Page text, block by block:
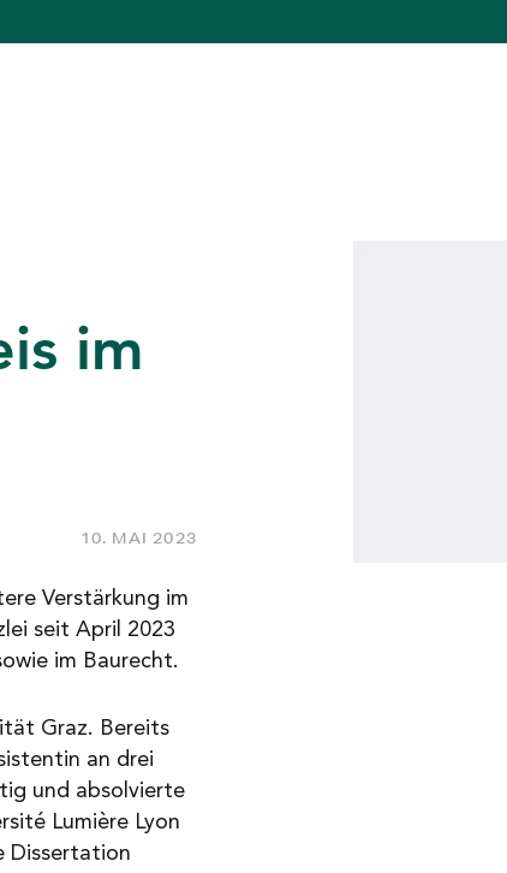
im
10. MAI 2023
Verstärkung im
seit April 2023
im Baurecht.
Graz. Bereits
an drei
und absolvierte
Lumière Lyon
Dissertation